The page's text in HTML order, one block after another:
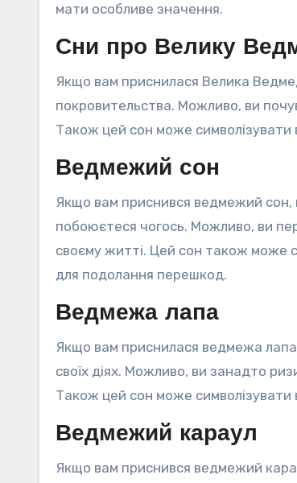
мати особливе значення.
Сни про Велику
Якщо вам приснилася Велика
покровительства. Можливо, ви
Також цей сон може символізувати
Ведмежий сон
Якщо вам приснився ведмежий сон,
побоюєтеся чогось. Можливо, ви
своєму житті. Цей сон також може
для подолання перешкод.
Ведмежа лапа
Якщо вам приснилася ведмежа
своїх діях. Можливо, ви занадто
Також цей сон може символізувати
Ведмежий караул
Якщо вам приснився ведмежий